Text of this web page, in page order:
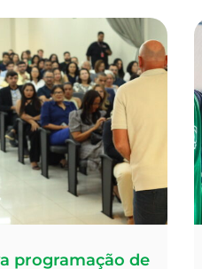
programação de